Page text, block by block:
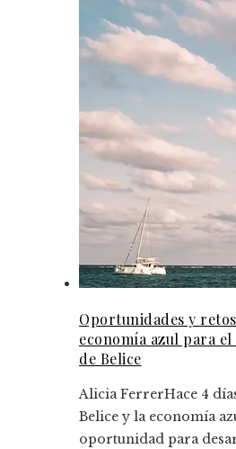
Oportunidades y
economía azul para
de Belice
Alicia FerrerHace 4
Belice y la economía
oportunidad para